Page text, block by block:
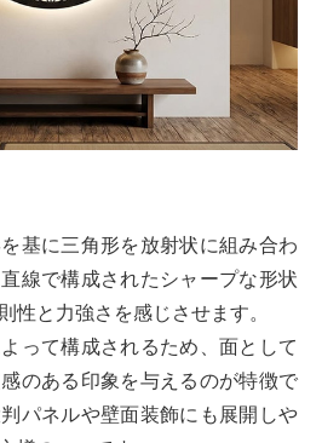
基に三角形を放射状に組み合わ
線で構成されたシャープな形状
性と力強さを感じさせます。
って構成されるため、面として
のある印象を与えるのが特徴で
パネルや壁面装飾にも展開しや